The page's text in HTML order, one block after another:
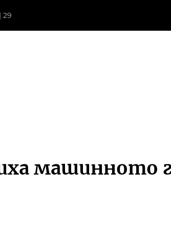
29
машинното